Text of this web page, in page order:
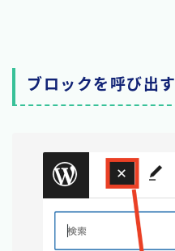
ブロックを呼び出す